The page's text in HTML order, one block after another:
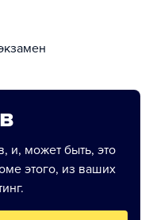
и, может быть, это
этого, из ваших